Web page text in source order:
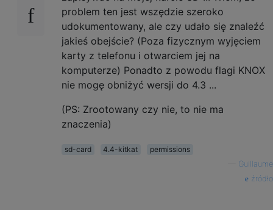
problem ten jest wszędzie szeroko
udokumentowany, ale czy udało się znaleźć
jakieś obejście? (Poza fizycznym wyjęciem
karty z telefonu i otwarciem jej na
komputerze) Ponadto z powodu flagi KNOX
nie mogę obniżyć wersji do 4.3 ...
(PS: Zrootowany czy nie, to nie ma
znaczenia)
sd-card 4.4-kitkat
permissions
Guillaume
źródło